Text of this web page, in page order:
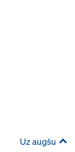
Uz augšu